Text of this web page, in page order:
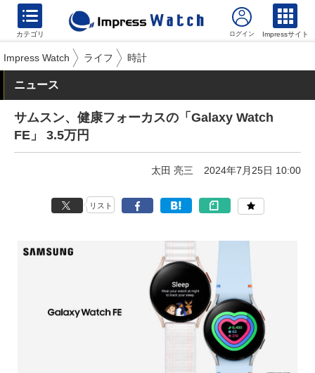
カテゴリ Impressサイト
Impress Watch ライフ 時計
ニュース
サムスン、健康フォーカスの「Galaxy Watch
FE」 3.5万円
太田 亮三 2024年7月25日 10:00
リスト